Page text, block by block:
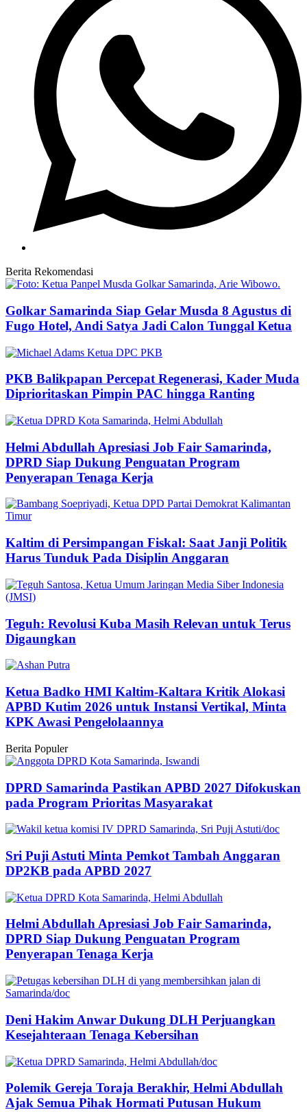
Berita Rekomendasi
Golkar Samarinda Siap Gelar Musda 8 Agustus di
Fugo Hotel, Andi Satya Jadi Calon Tunggal Ketua
PKB Balikpapan Percepat Regenerasi, Kader Muda
Diprioritaskan Pimpin PAC hingga Ranting
Helmi Abdullah Apresiasi Job Fair Samarinda,
DPRD Siap Dukung Penguatan Program
Penyerapan Tenaga Kerja
Kaltim di Persimpangan Fiskal: Saat Janji Politik
Harus Tunduk Pada Disiplin Anggaran
Teguh: Revolusi Kuba Masih Relevan untuk Terus
Digaungkan
Ketua Badko HMI Kaltim-Kaltara Kritik Alokasi
APBD Kutim 2026 untuk Instansi Vertikal, Minta
KPK Awasi Pengelolaannya
Berita Populer
DPRD Samarinda Pastikan APBD 2027 Difokuskan
pada Program Prioritas Masyarakat
Sri Puji Astuti Minta Pemkot Tambah Anggaran
DP2KB pada APBD 2027
Helmi Abdullah Apresiasi Job Fair Samarinda,
DPRD Siap Dukung Penguatan Program
Penyerapan Tenaga Kerja
Deni Hakim Anwar Dukung DLH Perjuangkan
Kesejahteraan Tenaga Kebersihan
Polemik Gereja Toraja Berakhir, Helmi Abdullah
Ajak Semua Pihak Hormati Putusan Hukum